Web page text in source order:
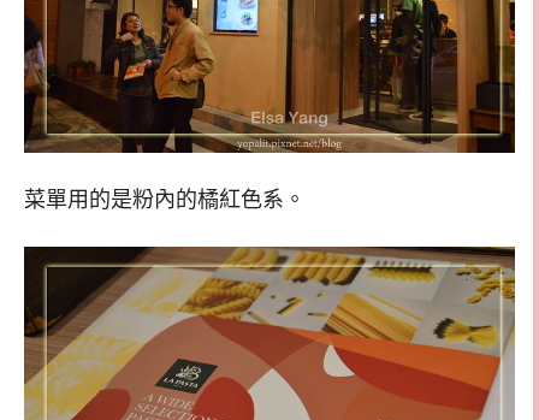
菜單用的是粉內的橘紅色系。